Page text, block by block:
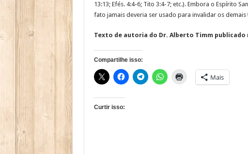
13:13; Efés. 4:4-6; Tito 3:4-7; etc.). Embora o Espírito
fato jamais deveria ser usado para invalidar os
Texto de autoria do Dr. Alberto Timm publicado
Compartilhe isso:
Mais
Curtir isso: